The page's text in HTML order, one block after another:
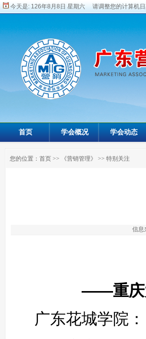
今天是: 126年8月8日 星期六 请调整您的计算机
首页 学会概况 学会动态
您的位置： 首页 >> 《营销管理》 >> 特别关注
信息
——重庆大学
广东花城学院：